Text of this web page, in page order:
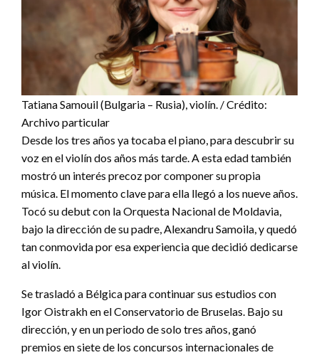
Tatiana Samouil (Bulgaria – Rusia), violín. / Crédito:
Archivo particular
Desde los tres años ya tocaba el piano, para descubrir su
voz en el violín dos años más tarde. A esta edad también
mostró un interés precoz por componer su propia
música. El momento clave para ella llegó a los nueve años.
Tocó su debut con la Orquesta Nacional de Moldavia,
bajo la dirección de su padre, Alexandru Samoila, y quedó
tan conmovida por esa experiencia que decidió dedicarse
al violín.
Se trasladó a Bélgica para continuar sus estudios con
Igor Oistrakh en el Conservatorio de Bruselas. Bajo su
dirección, y en un periodo de solo tres años, ganó
premios en siete de los concursos internacionales de